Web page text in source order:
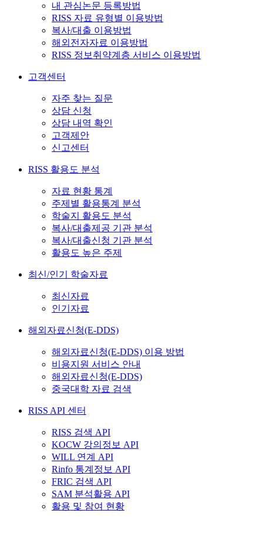
내 관심논문 등록방법
RISS 자료 유형별 이용방법
복사/대출 이용방법
해외전자자료 이용방법
RISS 정보취약계층 서비스 이용방법
고객센터
자주 찾는 질문
상담 신청
상담 내역 확인
고객제안
신고센터
RISS 활용도 분석
자료 현황 통계
주제별 활용통계 분석
학술지 활용도 분석
복사/대출제공 기관 분석
복사/대출신청 기관 분석
활용도 높은 주제
최신/인기 학술자료
최신자료
인기자료
해외자료신청(E-DDS)
해외자료신청(E-DDS) 이용 방법
비용지원 서비스 안내
해외자료신청(E-DDS)
중국대학 자료 검색
RISS API 센터
RISS 검색 API
KOCW 강의정보 API
WILL 연계 API
Rinfo 통계정보 API
FRIC 검색 API
SAM 분석활용 API
활용 및 참여 현황